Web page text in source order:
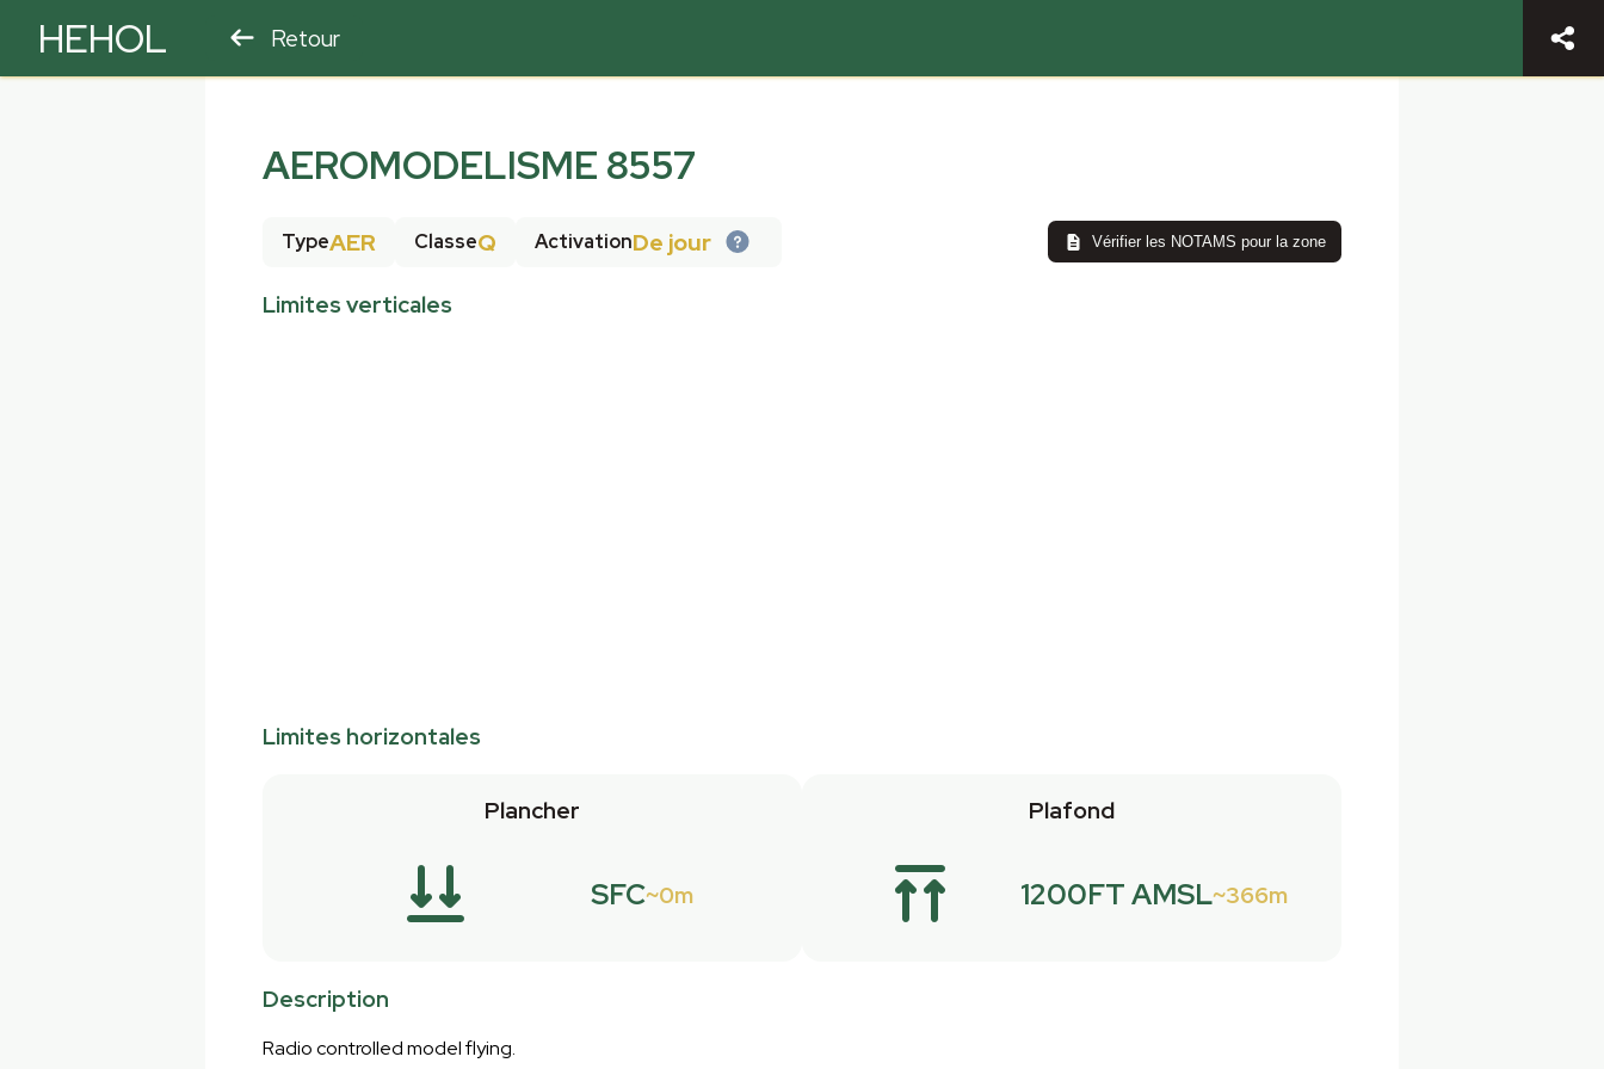
HEHOL Retour
AEROMODELISME 8557
TypeAER ClasseQ ActivationDe jour Vérifier les NOTAMS pour la zone
Limites verticales
Limites horizontales
Plancher
SFC 0m
Plafond
1200FT AMSL 366m
Description
Radio controlled model flying.